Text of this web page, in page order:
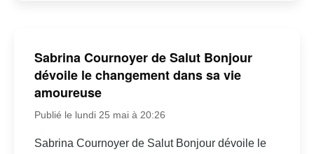
Sabrina Cournoyer de Salut Bonjour
dévoile le changement dans sa vie
amoureuse
Publié le lundi 25 mai à 20:26
Sabrina Cournoyer de Salut Bonjour dévoile le